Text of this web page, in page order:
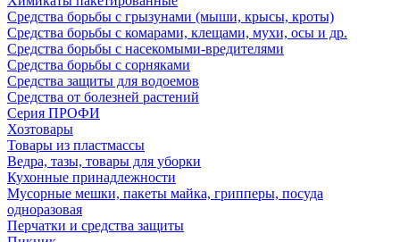
Средства борьбы с грызунами (мыши, крысы, кроты)
Средства борьбы с комарами, клещами, мухи, осы и др.
Средства борьбы с насекомыми-вредителями
Средства борьбы с сорняками
Средства защиты для водоемов
Средства от болезней растений
Серия ПРОФИ
Хозтовары
Товары из пластмассы
Ведра, тазы, товары для уборки
Кухонные принадлежности
Мусорные мешки, пакеты майка, грипперы, посуда
одноразовая
Перчатки и средства защиты